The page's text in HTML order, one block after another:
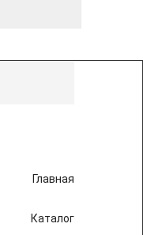
Главная
Каталог